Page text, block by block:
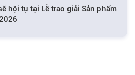
hội tụ tại Lễ trao giải Sản phẩm